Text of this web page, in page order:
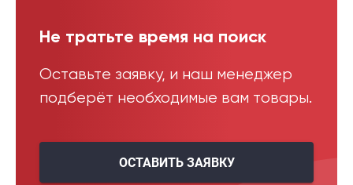
Не тратьте время на поиск
Оставьте заявку, и наш менеджер
подберёт необходимые вам товары.
ОСТАВИТЬ ЗАЯВКУ